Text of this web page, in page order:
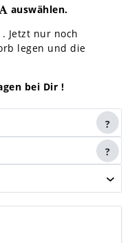
auswählen.
Jetzt nur noch
legen und die
bei Dir !
?
?